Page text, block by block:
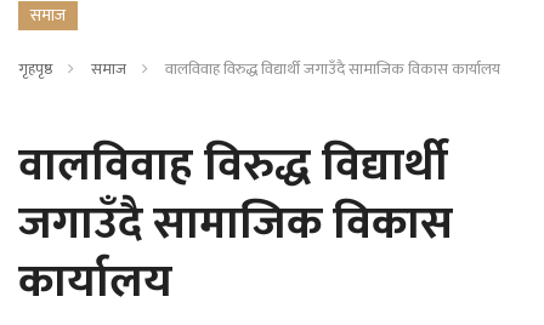
समाज
गृहपृष्ठ समाज वालविवाह विरुद्ध विद्यार्थी जगाउँदै सामाजिक विकास कार्यालय
वालविवाह विरुद्ध विद्यार्थी
जगाउँदै सामाजिक विकास
कार्यालय